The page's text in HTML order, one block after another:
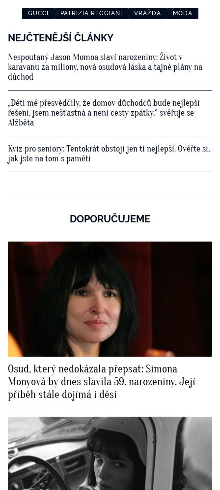
GUCCI PATRIZIA REGGIANI VRAŽDA MÓDA
NEJČTENĚJŠÍ ČLÁNKY
Nespoutaný Jason Momoa slaví narozeniny: Život v
karavanu za miliony, nová osudová láska a tajné plány na
důchod
„Děti mě přesvědčily, že domov důchodců bude nejlepší
řešení, jsem nešťastná a není cesty zpátky,“ svěřuje se
Alžběta
Kvíz pro seniory: Tentokrát obstojí jen ti nejlepší. Ověřte si,
jak jste na tom s pamětí
DOPORUČUJEME
Osud, který nedokázala přepsat: Simona
Monyová by dnes slavila 59. narozeniny. Její
příběh stále dojímá i děsí